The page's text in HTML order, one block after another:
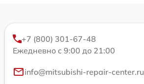
+7 (800) 301-67-48
Ежедневно с 9:00 до 21:00
info@mitsubishi-repair-center.ru